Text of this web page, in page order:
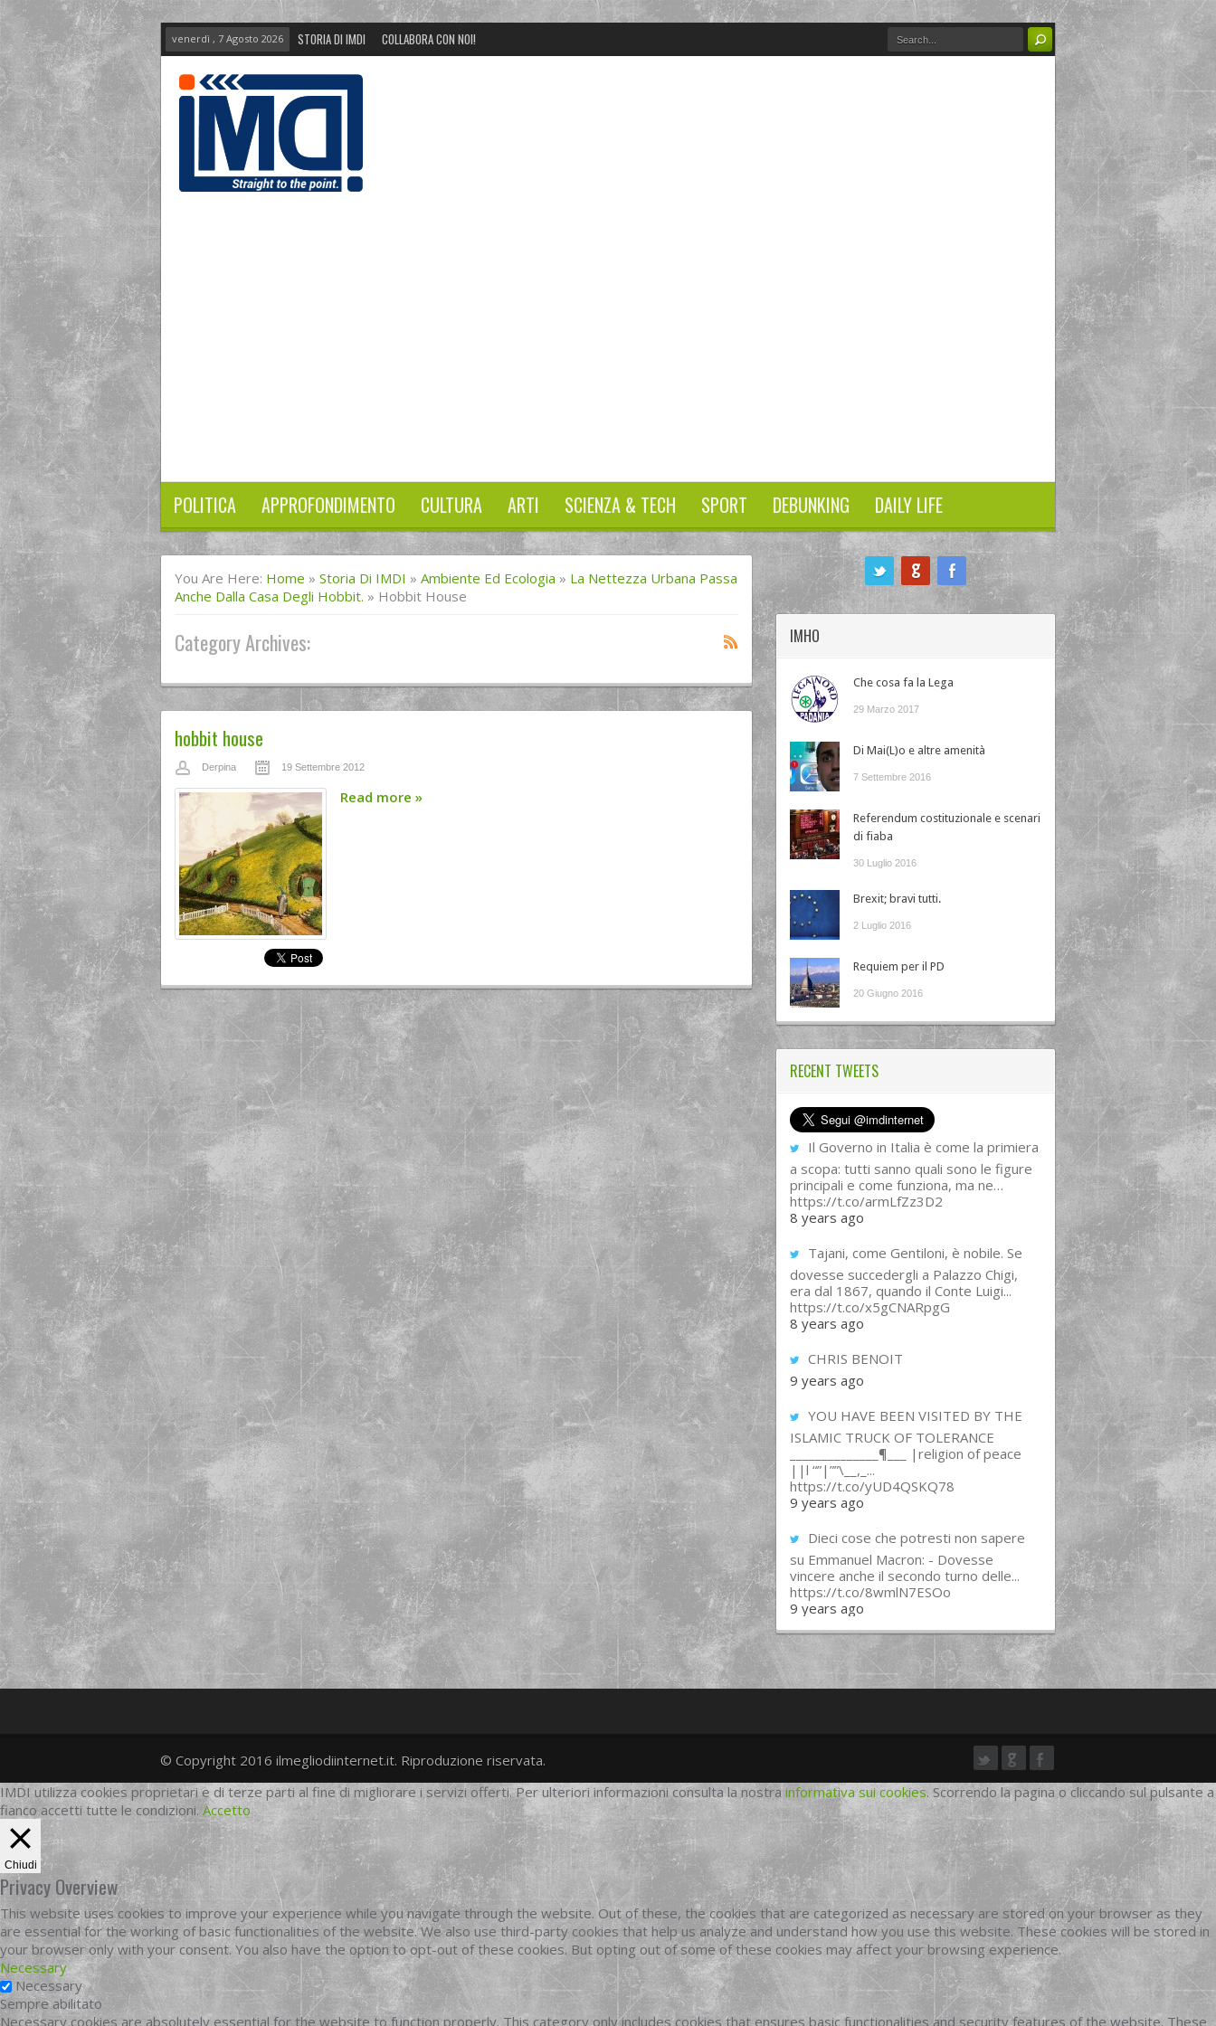
venerdì , 7 Agosto 2026 STORIA DI IMDI COLLABORA CON NOI!
POLITICA APPROFONDIMENTO CULTURA ARTI SCIENZA & TECH SPORT DEBUNKING DAILY LIFE
You Are Here: Home » Storia Di IMDI » Ambiente Ed Ecologia » La Nettezza Urbana Passa
Anche Dalla Casa Degli Hobbit. » Hobbit House
Category Archives:
hobbit house
Derpina 19 Settembre 2012
Read more »
IMHO
Che cosa fa la Lega
29 Marzo 2017
Di Mai(L)o e altre amenità
7 Settembre 2016
Referendum costituzionale e scenari
di fiaba
30 Luglio 2016
Brexit; bravi tutti.
2 Luglio 2016
Requiem per il PD
20 Giugno 2016
RECENT TWEETS
Il Governo in Italia è come la primiera
a scopa: tutti sanno quali sono le figure
principali e come funziona, ma ne…
https://t.co/armLfZz3D2
8 years ago
Tajani, come Gentiloni, è nobile. Se
dovesse succedergli a Palazzo Chigi,
era dal 1867, quando il Conte Luigi...
https://t.co/x5gCNARpgG
8 years ago
CHRIS BENOIT
9 years ago
YOU HAVE BEEN VISITED BY THE
ISLAMIC TRUCK OF TOLERANCE
______________¶___ |religion of peace
||l “”|””\__,_...
https://t.co/yUD4QSKQ78
9 years ago
Dieci cose che potresti non sapere
su Emmanuel Macron: - Dovesse
vincere anche il secondo turno delle...
https://t.co/8wmlN7ESOo
9 years ago
twittergoogleplus
facebook
© Copyright 2016 ilmegliodiinternet.it. Riproduzione riservata.
IMDI utilizza cookies proprietari e di terze parti al fine di migliorare i servizi offerti. Per ulteriori informazioni consulta la nostra informativa sui cookies. Scorrendo la pagina o cliccando sul pulsante a
fianco accetti tutte le condizioni. Accetto
Chiudi
Privacy Overview
This website uses cookies to improve your experience while you navigate through the website. Out of these, the cookies that are categorized as necessary are stored on your browser as they
are essential for the working of basic functionalities of the website. We also use third-party cookies that help us analyze and understand how you use this website. These cookies will be stored in
your browser only with your consent. You also have the option to opt-out of these cookies. But opting out of some of these cookies may affect your browsing experience.
Necessary
Necessary
Sempre abilitato
Necessary cookies are absolutely essential for the website to function properly. This category only includes cookies that ensures basic functionalities and security features of the website. These